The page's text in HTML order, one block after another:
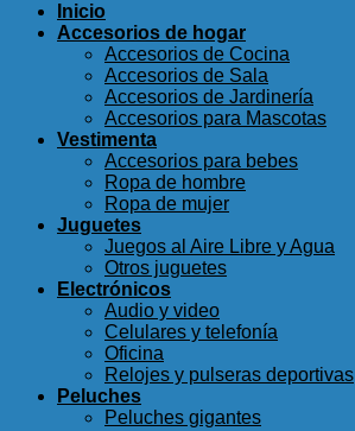
Inicio
Accesorios de hogar
Accesorios de Cocina
Accesorios de Sala
Accesorios de Jardinería
Accesorios para Mascotas
Vestimenta
Accesorios para bebes
Ropa de hombre
Ropa de mujer
Juguetes
Juegos al Aire Libre y Agua
Otros juguetes
Electrónicos
Audio y video
Celulares y telefonía
Oficina
Relojes y pulseras deportivas
Peluches
Peluches gigantes